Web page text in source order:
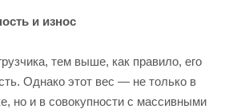
и износ
тем выше, как правило, его
Однако этот вес — не только в
но и в совокупности с массивными